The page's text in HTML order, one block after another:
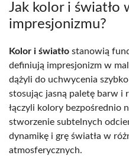
Jak kolor i światło
impresjonizmu?
Kolor i światło stanowią
definiują impresjonizm w
dążyli do uchwycenia
stosując jasną paletę barw i
łączyli kolory bezpośrednio
stworzenie subtelnych
dynamikę i grę światła w
atmosferycznych.